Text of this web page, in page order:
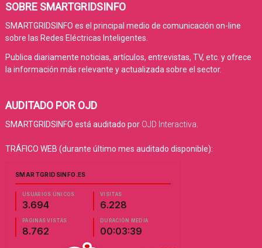
SOBRE SMARTGRIDSINFO
SMARTGRIDSINFO es el principal medio de comunicación on-line
sobre las Redes Eléctricas Inteligentes.
Publica diariamente noticias, artículos, entrevistas, TV, etc. y ofrece
la información más relevante y actualizada sobre el sector.
AUDITADO POR OJD
SMARTGRIDSINFO está auditado por OJD Interactiva
TRÁFICO WEB (durante último mes auditado disponible):